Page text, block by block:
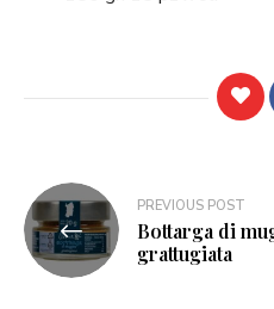
Navigazione
articoli
PREVIOUS POST
Bottarga di
grattugiata